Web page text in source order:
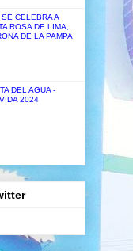
CELEBRA A
ROSA DE LIMA,
DE LA PAMPA
DEL AGUA -
2024